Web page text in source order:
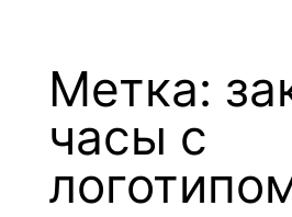
Метка:
часы с